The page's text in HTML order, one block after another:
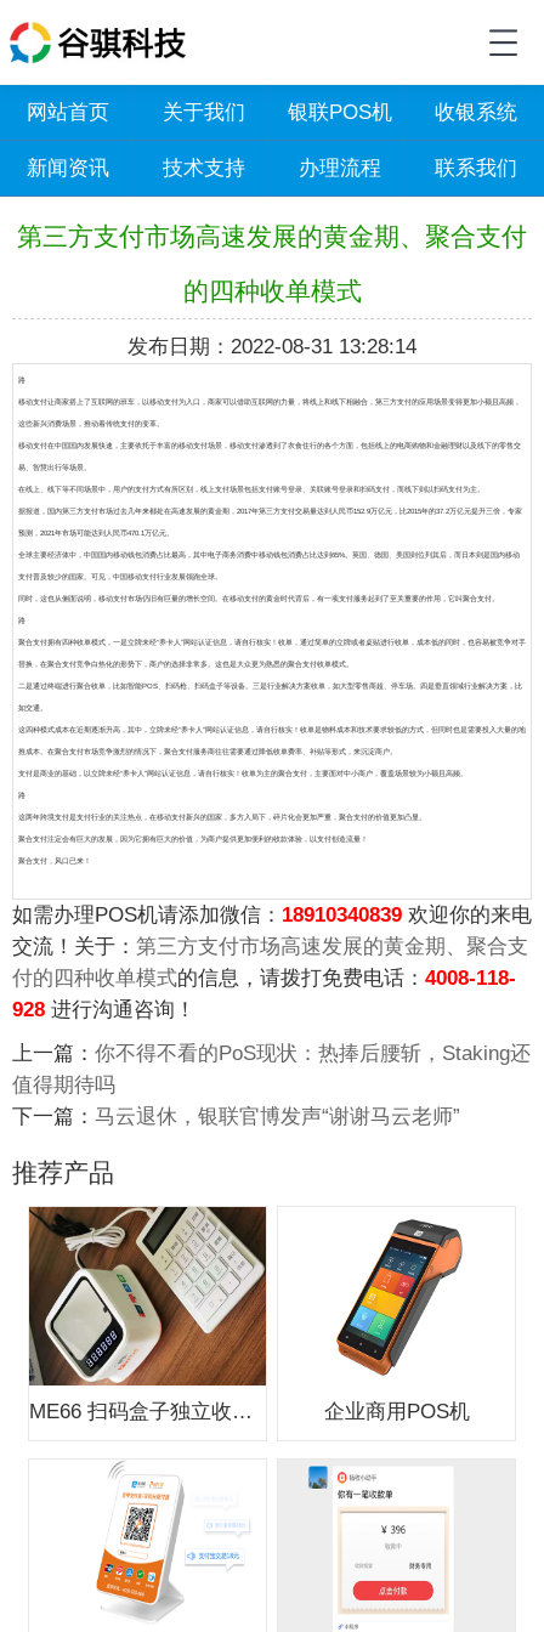
网站首页 关于我们 银联POS机 收银系统
新闻资讯 技术支持 办理流程 联系我们
第三方支付市场高速发展的黄金期、聚合支付
的四种收单模式
发布日期：2022-08-31 13:28:14
路
移动支付让商家搭上了互联网的班车，以移动支付为入口，商家可以借助互联网的力量，将线上和线下相融合，第三方支付的应用场景变得更加小额且高频，
这些新兴消费场景，推动着传统支付的变革。
移动支付在中国国内发展快速，主要依托于丰富的移动支付场景，移动支付渗透到了衣食住行的各个方面，包括线上的电商购物和金融理财以及线下的零售交
易、智慧出行等场景。
在线上、线下等不同场景中，用户的支付方式有所区别，线上支付场景包括支付账号登录、关联账号登录和扫码支付，而线下则以扫码支付为主。
据报道，国内第三方支付市场过去几年来都处在高速发展的黄金期，2017年第三方支付交易量达到人民币152.9万亿元，比2015年的37.2万亿元提升三倍， 专家
预测，2021年市场可能达到人民币470.1万亿元。
全球主要经济体中，中国国内移动钱包消费占比最高，其中电子商务消费中移动钱包消费占比达到65%。英国、德国、美国则位列其后，而日本则是国内移动
支付普及较少的国家。可见，中国移动支付行业发展领跑全球。
同时，这也从侧面说明，移动支付市场仍旧有巨量的增长空间。在移动支付的黄金时代背后，有一项支付服务起到了至关重要的作用，它叫聚合支付。
路
聚合支付拥有四种收单模式，一是立牌未经“养卡人”网站认证信息，请自行核实！收单，通过简单的立牌或者桌贴进行收单，成本低的同时，也容易被竞争对手
替换，在聚合支付竞争白热化的形势下，商户的选择非常多。这也是大众更为熟悉的聚合支付收单模式。
二是通过终端进行聚合收单，比如智能POS、扫码枪、扫码盒子等设备。三是行业解决方案收单，如大型零售商超、停车场。四是垂直领域行业解决方案，比
如交通。
这四种模式成本在近期逐渐升高，其中，立牌未经“养卡人”网站认证信息，请自行核实！收单是物料成本和技术要求较低的方式，但同时也是需要投入大量的地
推成本。在聚合支付市场竞争激烈的情况下，聚合支付服务商往往需要通过降低收单费率、补贴等形式，来沉淀商户。
支付是商业的基础，以立牌未经“养卡人”网站认证信息，请自行核实！收单为主的聚合支付，主要面对中小商户，覆盖场景较为小额且高频。
路
这两年跨境支付是支付行业的关注热点，在移动支付新兴的国家，多方入局下，碎片化会更加严重，聚合支付的价值更加凸显。
聚合支付注定会有巨大的发展，因为它拥有巨大的价值，为商户提供更加便利的收款体验，以支付创造流量！
聚合支付，风口已来！
如需办理POS机请添加微信： 18910340839 欢迎你的来电
交流！关于： 第三方支付市场高速发展的黄金期、聚合支
付的四种收单模式的信息，请拨打免费电话： 4008-118-
928 进行沟通咨询！
上一篇： 你不得不看的PoS现状：热捧后腰斩，Staking还
值得期待吗
下一篇： 马云退休，银联官博发声“谢谢马云老师”
推荐产品
ME66 扫码盒子独立收款支付盒子 企业商用POS机